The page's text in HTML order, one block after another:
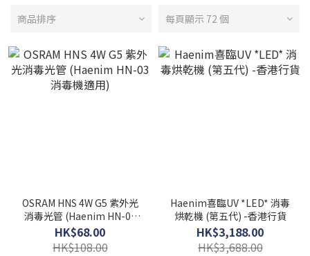
商品排序 每頁顯示 72 個
OSRAM HNS 4W G5 紫外光
消毒光管 (Haenim HN-03
消毒機適用)
HK$68.00
HK$108.00
Haenim喜臨UV *LED* 消毒
烘乾機 (第五代) -香港行貨
HK$3,188.00
HK$3,688.00